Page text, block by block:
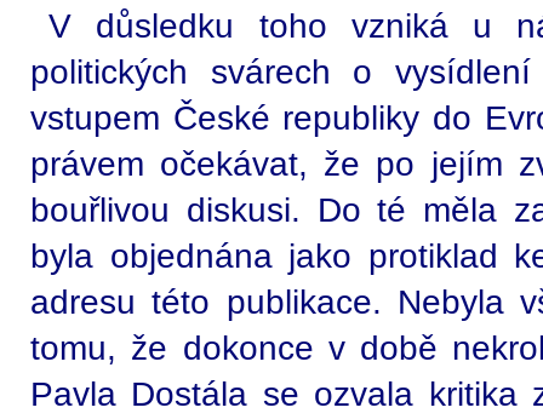
V důsledku toho vzniká u
politických svárech o
vstupem České republiky do
právem očekávat, že po jejím
bouřlivou diskusi. Do té měla
byla objednána jako protiklad
adresu této publikace. Nebyla
tomu, že dokonce v době
Pavla Dostála se ozvala